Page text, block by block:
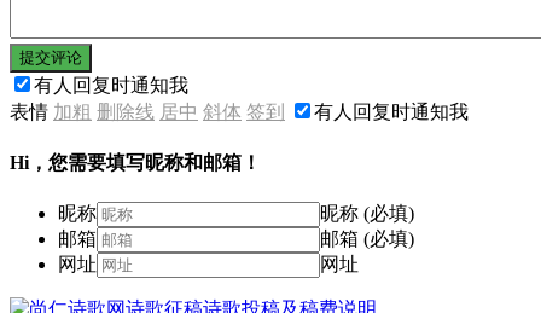
提交评论
有人回复时通知我
表情 加粗 删除线 居中 斜体 签到 有人回复时通知我
Hi，您需要填写昵称和邮箱！
昵称
昵称 (必填)
邮箱
邮箱 (必填)
网址
网址